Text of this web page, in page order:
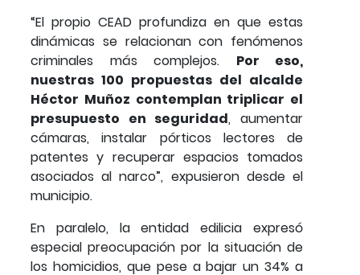
“El propio CEAD profundiza en que estas
dinámicas se relacionan con fenómenos
criminales más complejos. Por eso,
nuestras 100 propuestas del alcalde
Héctor Muñoz contemplan triplicar el
presupuesto en seguridad, aumentar
cámaras, instalar pórticos lectores de
patentes y recuperar espacios tomados
asociados al narco”, expusieron desde el
municipio.
En paralelo, la entidad edilicia expresó
especial preocupación por la situación de
los homicidios, que pese a bajar un 34% a